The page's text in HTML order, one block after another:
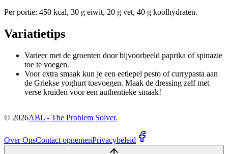
Per portie: 450 kcal, 30 g eiwit, 20 g vet, 40 g koolhydraten.
Variatietips
Varieer met de groenten door bijvoorbeeld paprika of spinazie
toe te voegen.
Voor extra smaak kun je een eetlepel pesto of currypasta aan
de Griekse yoghurt toevoegen. Maak de dressing zelf met
verse kruiden voor een authentieke smaak!
© 2026ABL - The Problem Solver.
Over OnsContact opnemenPrivacybeleid